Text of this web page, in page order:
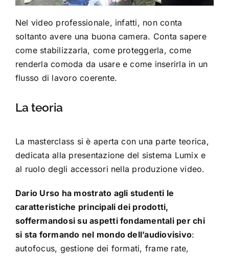
Nel video professionale, infatti, non conta
soltanto avere una buona camera. Conta sapere
come stabilizzarla, come proteggerla, come
renderla comoda da usare e come inserirla in un
flusso di lavoro coerente.
La teoria
La masterclass si è aperta con una parte teorica,
dedicata alla presentazione del sistema Lumix e
al ruolo degli accessori nella produzione video.
Dario Urso ha mostrato agli studenti le
caratteristiche principali dei prodotti,
soffermandosi su aspetti fondamentali per chi
si sta formando nel mondo dell’audiovisivo:
autofocus, gestione dei formati, frame rate,